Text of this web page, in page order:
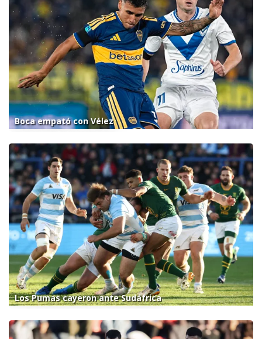
Boca empató con Vélez
Los Pumas cayeron ante Sudáfrica